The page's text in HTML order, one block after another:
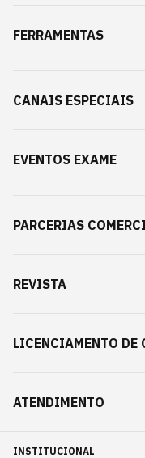
FERRAMENTAS
CANAIS ESPECIAIS
EVENTOS EXAME
PARCERIAS
REVISTA
LICENCIAMENTO DE
ATENDIMENTO
INSTITUCIONAL